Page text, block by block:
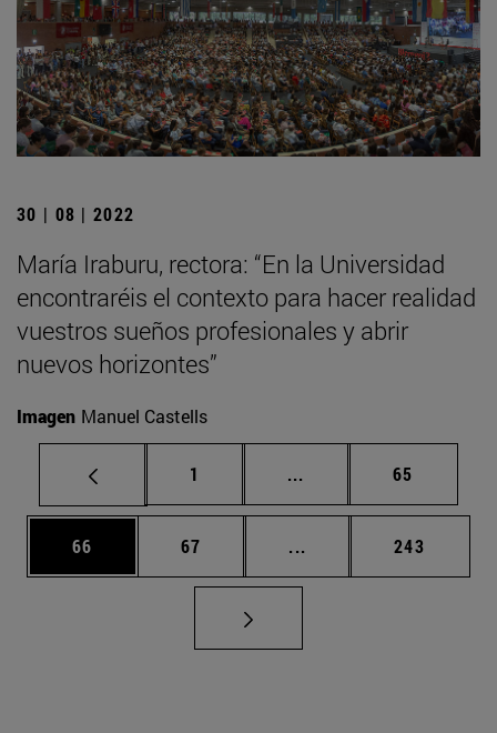
30 | 08 | 2022
María Iraburu, rectora: “En la Universidad
encontraréis el contexto para hacer realidad
vuestros sueños profesionales y abrir
nuevos horizontes”
Imagen Manuel Castells
Página
1 ... Páginas intermedias
Página
65
Página
66 Página
67 ... Páginas intermedias
Página
243